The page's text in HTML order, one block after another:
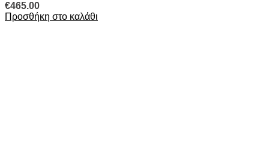
€465.00
Προσθήκη στο καλάθι